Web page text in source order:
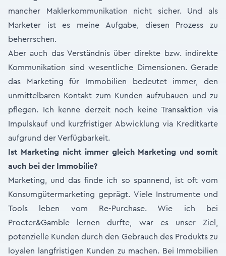
mancher Maklerkommunikation nicht sicher. Und als
Marketer ist es meine Aufgabe, diesen Prozess zu
beherrschen.
Aber auch das Verständnis über direkte bzw. indirekte
Kommunikation sind wesentliche Dimensionen. Gerade
das Marketing für Immobilien bedeutet immer, den
unmittelbaren Kontakt zum Kunden aufzubauen und zu
pflegen. Ich kenne derzeit noch keine Transaktion via
Impulskauf und kurzfristiger Abwicklung via Kreditkarte
aufgrund der Verfügbarkeit.
Ist Marketing nicht immer gleich Marketing und somit
auch bei der Immobilie?
Marketing, und das finde ich so spannend, ist oft vom
Konsumgütermarketing geprägt. Viele Instrumente und
Tools leben vom Re-Purchase. Wie ich bei
Procter&Gamble lernen durfte, war es unser Ziel,
potenzielle Kunden durch den Gebrauch des Produkts zu
loyalen langfristigen Kunden zu machen. Bei Immobilien